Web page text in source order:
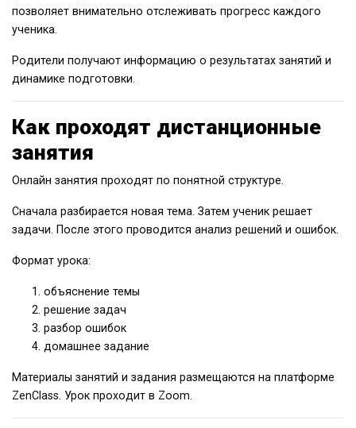
позволяет внимательно отслеживать прогресс каждого
ученика.
Родители получают информацию о результатах занятий и
динамике подготовки.
Как проходят дистанционные
занятия
Онлайн занятия проходят по понятной структуре.
Сначала разбирается новая тема. Затем ученик решает
задачи. После этого проводится анализ решений и ошибок.
Формат урока:
объяснение темы
решение задач
разбор ошибок
домашнее задание
Материалы занятий и задания размещаются на платформе
ZenClass. Урок проходит в Zoom.